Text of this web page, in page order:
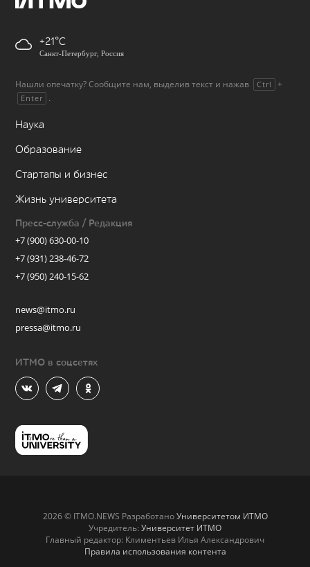
+21
Санкт-Петербург, Россия
Нашли опечатку? Сообщите нам, выделив текст и нажав Ctrl +
Enter .
Наука
Образование
Стартапы и бизнес
Жизнь университета
Пресс-служба / Редакция
+7 (900) 630-00-10
+7 (931) 238-46-72
+7 (950) 240-15-62
news@itmo.ru
pressa@itmo.ru
ИТМО в соцсетях
2026 © ITMO.NEWS РазработаноУниверситетом ИТМО
Учредитель: Университет ИТМО
Главный редактор: Климентьев Илья Александрович
Правила использования контента